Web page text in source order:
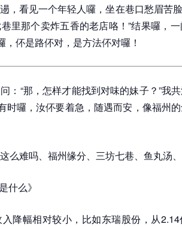
，看见一个年轻人囉，坐在巷口愁眉苦
里那个卖炸五香的老店咯！”结果囉，
，伓是路伓对，是方法伓对囉！
：“那，怎样才能找到对味的妹子？”我
时囉，汝伓要着急，随遇而安，像福州
么难吗、福州缘分、三坊七巷、鱼丸汤
什么》
降幅相对较小，比如东瑞股份，从